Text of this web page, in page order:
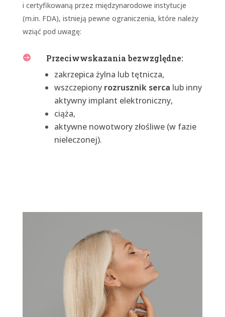
i certyfikowaną przez międzynarodowe instytucje
(m.in. FDA), istnieją pewne ograniczenia, które należy
wziąć pod uwagę:
 Przeciwwskazania bezwzględne:
zakrzepica żylna lub tętnicza,
wszczepiony rozrusznik serca lub inny
aktywny implant elektroniczny,
ciąża,
aktywne nowotwory złośliwe (w fazie
nieleczonej).